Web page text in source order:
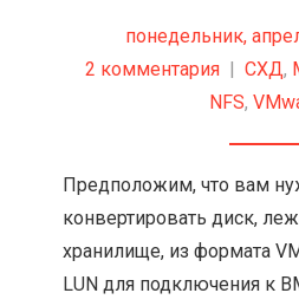
понедельник,
2 комментария | СХД,
NFS,
Предположим, что вам
конвертировать диск,
хранилище, из формата
LUN для подключения к